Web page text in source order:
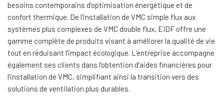
besoins contemporains d’optimisation énergétique et de
confort thermique. De l’installation de VMC simple flux aux
systèmes plus complexes de VMC double flux, EIDF offre une
gamme complète de produits visant à améliorer la qualité de vie
tout en réduisant l’impact écologique. L’entreprise accompagne
également ses clients dans l’obtention d’aides financières pour
l’installation de VMC, simplifiant ainsi la transition vers des
solutions de ventilation plus durables.